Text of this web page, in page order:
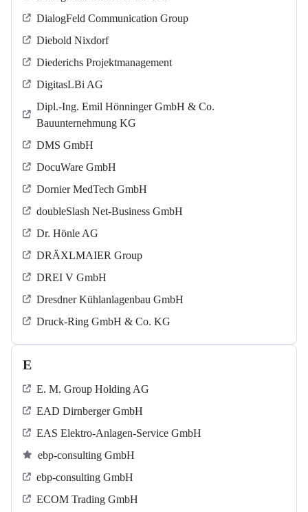
DialogFeld Communication Group
Diebold Nixdorf
Diederichs Projektmanagement
DigitasLBi AG
Dipl.-Ing. Emil Hönninger GmbH & Co.
Bauunternehmung KG
DMS GmbH
DocuWare GmbH
Dornier MedTech GmbH
doubleSlash Net-Business GmbH
Dr. Hönle AG
DRÄXLMAIER Group
DREI V GmbH
Dresdner Kühlanlagenbau GmbH
Druck-Ring GmbH & Co. KG
E
E. M. Group Holding AG
EAD Dirnberger GmbH
EAS Elektro-Anlagen-Service GmbH
ebp-consulting GmbH
ebp-consulting GmbH
ECOM Trading GmbH